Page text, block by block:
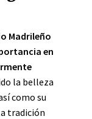
Madrileño
en
la belleza
como su
tradición